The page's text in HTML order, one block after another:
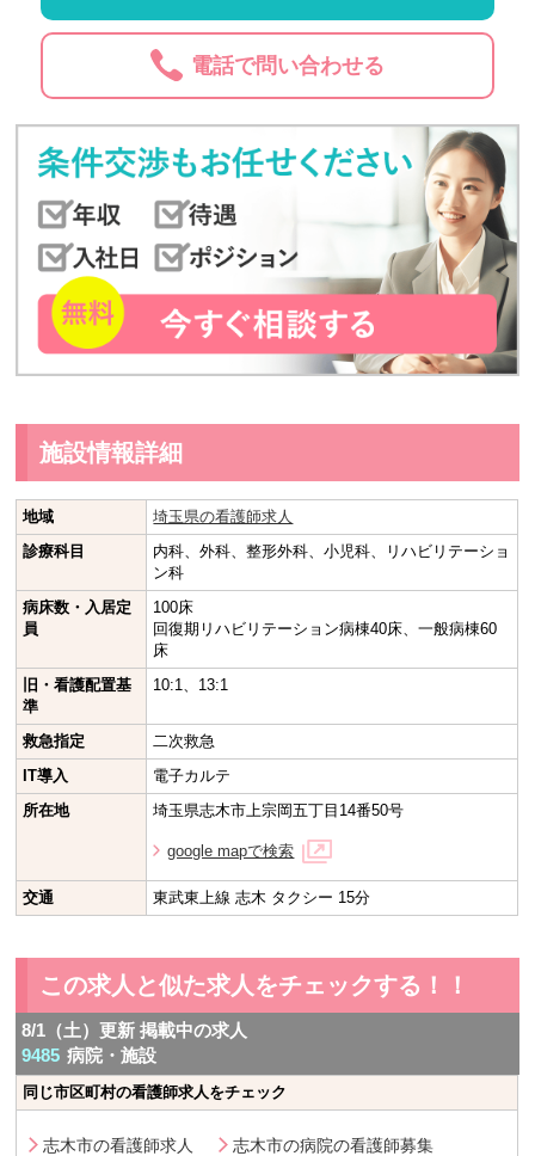
電話で問い合わせる
施設情報詳細
地域
埼玉県の看護師求人
診療科目
内科、外科、整形外科、小児科、リハビリテーショ
ン科
病床数・入居定
員
100床
回復期リハビリテーション病棟40床、一般病棟60
床
旧・看護配置基
準
10:1、13:1
救急指定
二次救急
IT導入
電子カルテ
所在地
埼玉県志木市上宗岡五丁目14番50号
google mapで検索
交通 東武東上線 志木 タクシー 15分
この求人と似た求人をチェックする！！
8/1（土）更新 掲載中の求人
9485 病院・施設
同じ市区町村の看護師求人をチェック
志木市の看護師求人 志木市の病院の看護師募集